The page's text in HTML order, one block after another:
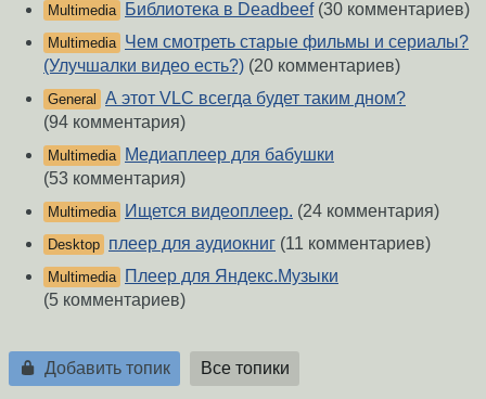
Multimedia Библиотека в Deadbeef(30 комментариев)
Multimedia Чем смотреть старые фильмы и сериалы?
(Улучшалки видео есть?) (20 комментариев)
General
А этот VLC всегда будет таким дном?
(94 комментария)
Multimedia
Медиаплеер для бабушки
(53 комментария)
Multimedia Ищется видеоплеер. (24 комментария)
Desktop плеер для аудиокниг (11 комментариев)
Multimedia
Плеер для Яндекс.Музыки
(5 комментариев)
Добавить топик Все топики